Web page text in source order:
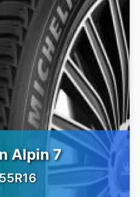
Alpin 7